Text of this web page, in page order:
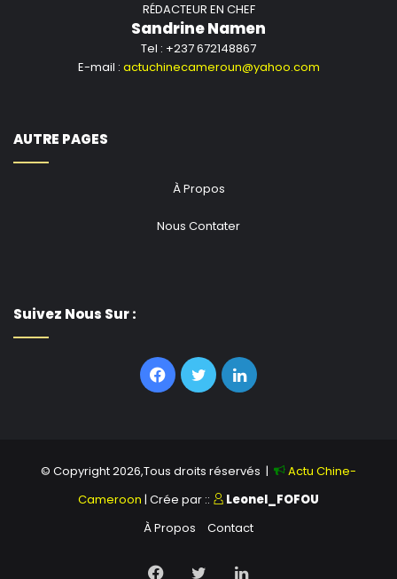
RÉDACTEUR EN CHEF
Sandrine Namen
Tel : +237 672148867
E-mail : actuchinecameroun@yahoo.com
AUTRE PAGES
À Propos
Nous Contater
Suivez Nous Sur :
Facebook
TwitterLinkedin
© Copyright 2026,Tous droits réservés |
Actu Chine-
Cameroon | Crée par ::
Leonel_FOFOU
À Propos
Contact
Facebook
TwitterLinkedin